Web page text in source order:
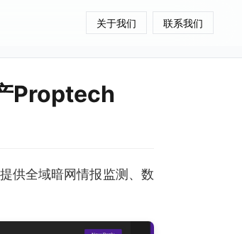
关于我们 联系我们
Proptech
供全域暗网情报监测、数